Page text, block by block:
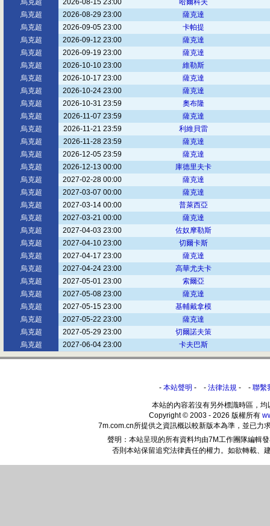
烏克超
2026-08-15 23:00
哈爾科夫
烏克超
2026-08-29 23:00
薩克達
烏克超
2026-09-05 23:00
卡帕提
烏克超
2026-09-12 23:00
薩克達
烏克超
2026-09-19 23:00
薩克達
烏克超
2026-10-10 23:00
維勒斯
烏克超
2026-10-17 23:00
薩克達
烏克超
2026-10-24 23:00
薩克達
烏克超
2026-10-31 23:59
奧布隆
烏克超
2026-11-07 23:59
薩克達
烏克超
2026-11-21 23:59
利維貝雷
烏克超
2026-11-28 23:59
薩克達
烏克超
2026-12-05 23:59
薩克達
烏克超
2026-12-13 00:00
庫德里夫卡
烏克超
2027-02-28 00:00
薩克達
烏克超
2027-03-07 00:00
薩克達
烏克超
2027-03-14 00:00
普萊西亞
烏克超
2027-03-21 00:00
薩克達
烏克超
2027-04-03 23:00
佐奴摩勒斯
烏克超
2027-04-10 23:00
切爾卡斯
烏克超
2027-04-17 23:00
薩克達
烏克超
2027-04-24 23:00
高華尤夫卡
烏克超
2027-05-01 23:00
索爾亞
烏克超
2027-05-08 23:00
薩克達
烏克超
2027-05-15 23:00
基輔戴拿模
烏克超
2027-05-22 23:00
薩克達
烏克超
2027-05-29 23:00
切爾諾夫策
烏克超
2027-06-04 23:00 卡夫巴斯
- 本站聲明 - - 法律法規 - - 聯繫
本站的內容若沒有另外標識時區，均
Copyright © 2003 - 2026 版權所有
7m.com.cn所提供之資訊概以較新版本為準，並已力
聲明：本站呈現的所有資料均由7M工作團隊編輯
否則本站保留追究法律責任的權力。如欲轉載、